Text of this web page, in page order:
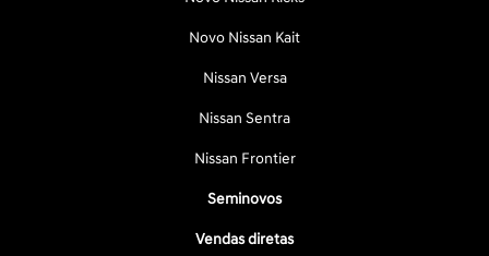
Novo Nissan Kait
Nissan Versa
Nissan Sentra
Nissan Frontier
Seminovos
Vendas diretas